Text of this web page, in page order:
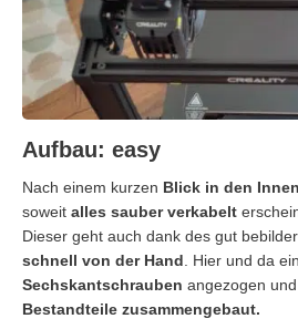
Aufbau: easy
Nach einem kurzen Blick in den
soweit alles sauber verkabelt
Dieser geht auch dank des gut
schnell von der Hand. Hier und da
Sechskantschrauben angezogen
Bestandteile zusammengebaut.